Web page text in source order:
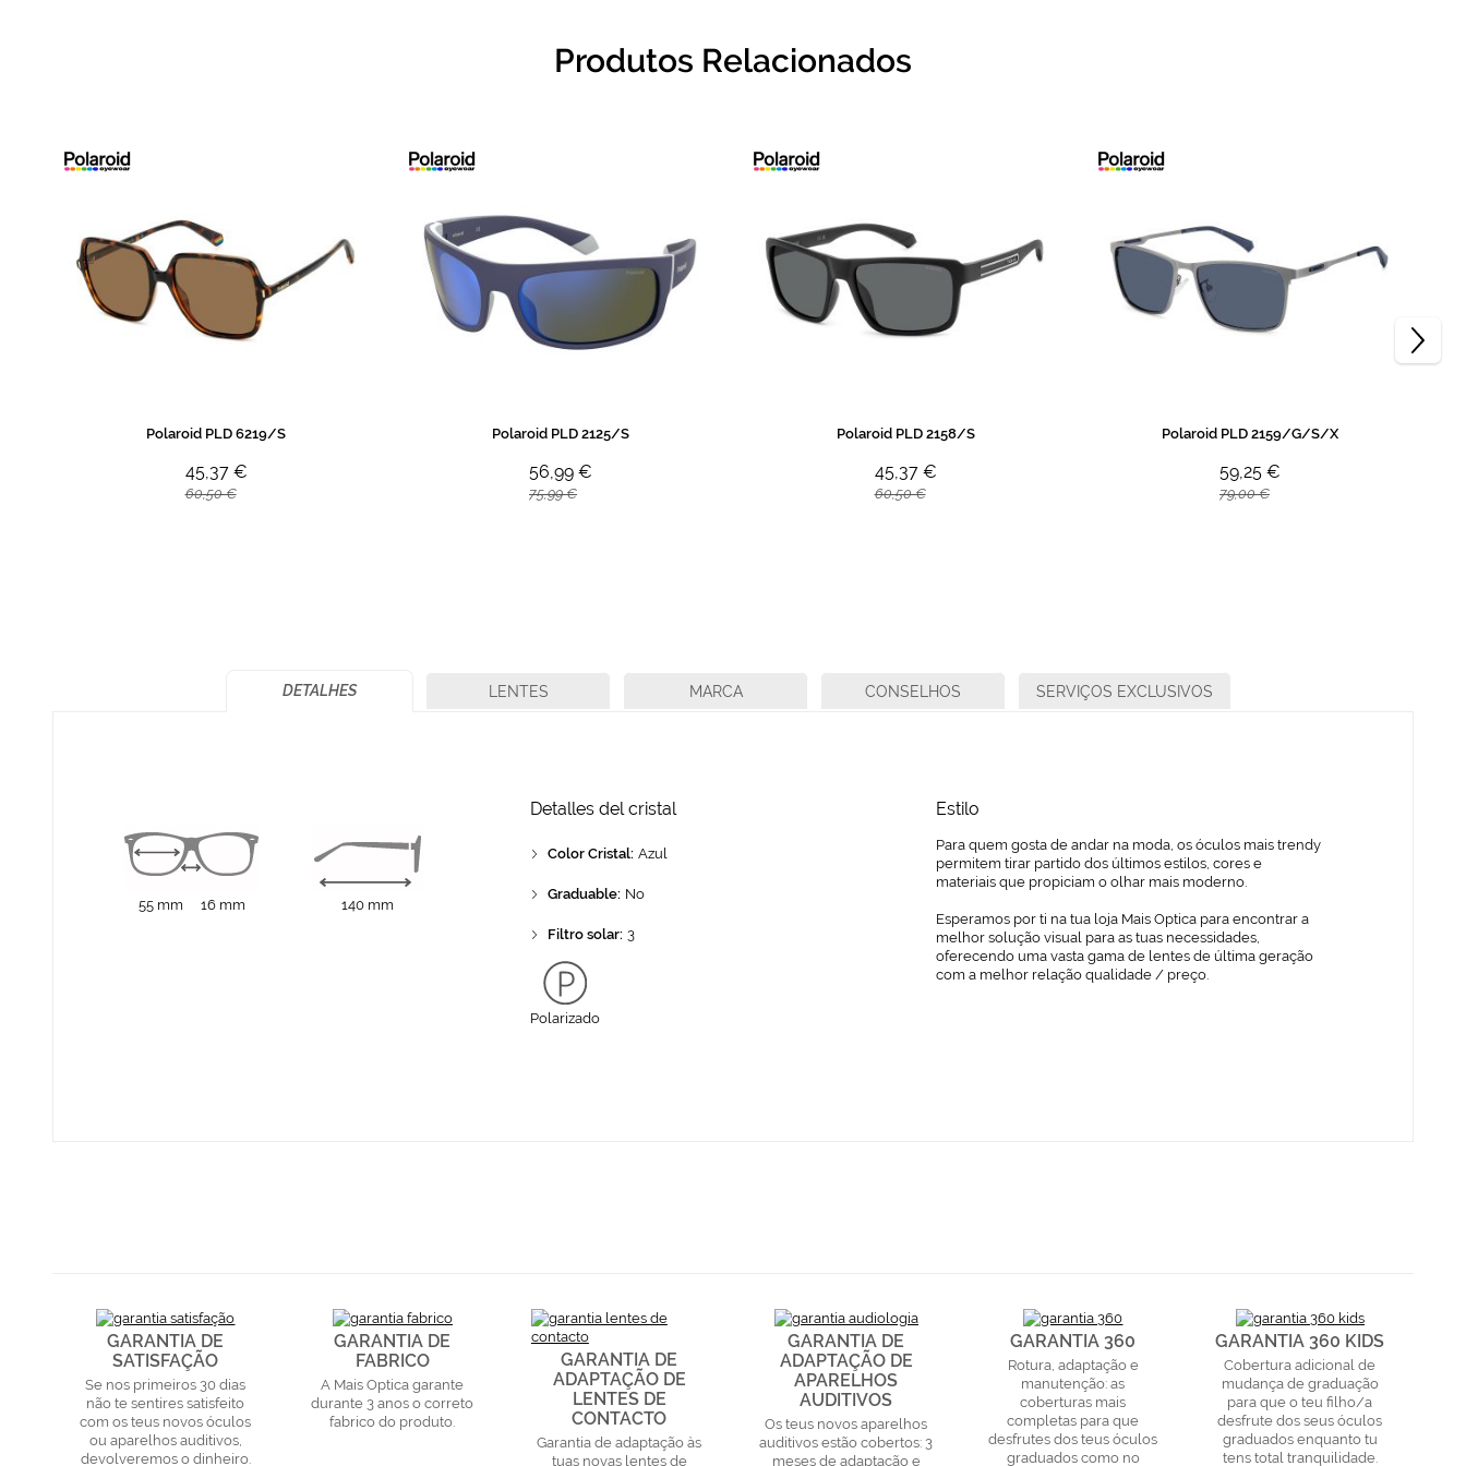
Produtos Relacionados
Polaroid PLD 6219/S
45,37 €
60,50 €
Polaroid PLD 2125/S
56,99 €
75,99 €
Polaroid PLD 2158/S
45,37 €
60,50 €
Polaroid PLD 2159/G/S/X
59,25 €
79,00 €
DETALHES
55 mm 16 mm 140 mm
Detalles del cristal
Color Cristal: Azul
Graduable: No
Filtro solar: 3
Polarizado
Estilo
Para quem gosta de andar na moda, os óculos mais trendy
permitem tirar partido dos últimos estilos, cores e
materiais que propiciam o olhar mais moderno.
Esperamos por ti na tua loja Mais Optica para encontrar a
melhor solução visual para as tuas necessidades,
oferecendo uma vasta gama de lentes de última geração
com a melhor relação qualidade / preço.
LENTES MARCA CONSELHOS SERVIÇOS EXCLUSIVOS
GARANTIA DE
SATISFAÇÃO
Se nos primeiros 30 dias
não te sentires satisfeito
com os teus novos óculos
ou aparelhos auditivos,
devolveremos o dinheiro.
GARANTIA DE
FABRICO
A Mais Optica garante
durante 3 anos o correto
fabrico do produto.
GARANTIA DE
ADAPTAÇÃO DE
LENTES DE
CONTACTO
Garantia de adaptação às
tuas novas lentes de
GARANTIA DE
ADAPTAÇÃO DE
APARELHOS
AUDITIVOS
Os teus novos aparelhos
auditivos estão cobertos: 3
meses de adaptação e
GARANTIA 360
Rotura, adaptação e
manutenção: as
coberturas mais
completas para que
desfrutes dos teus óculos
graduados como no
GARANTIA 360 KIDS
Cobertura adicional de
mudança de graduação
para que o teu filho/a
desfrute dos seus óculos
graduados enquanto tu
tens total tranquilidade.